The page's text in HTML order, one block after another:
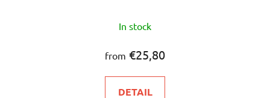
In stock
from €25,80
DETAIL